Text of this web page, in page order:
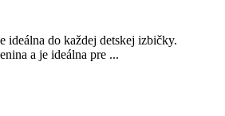
ideálna do každej detskej izbičky.
a je ideálna pre ...